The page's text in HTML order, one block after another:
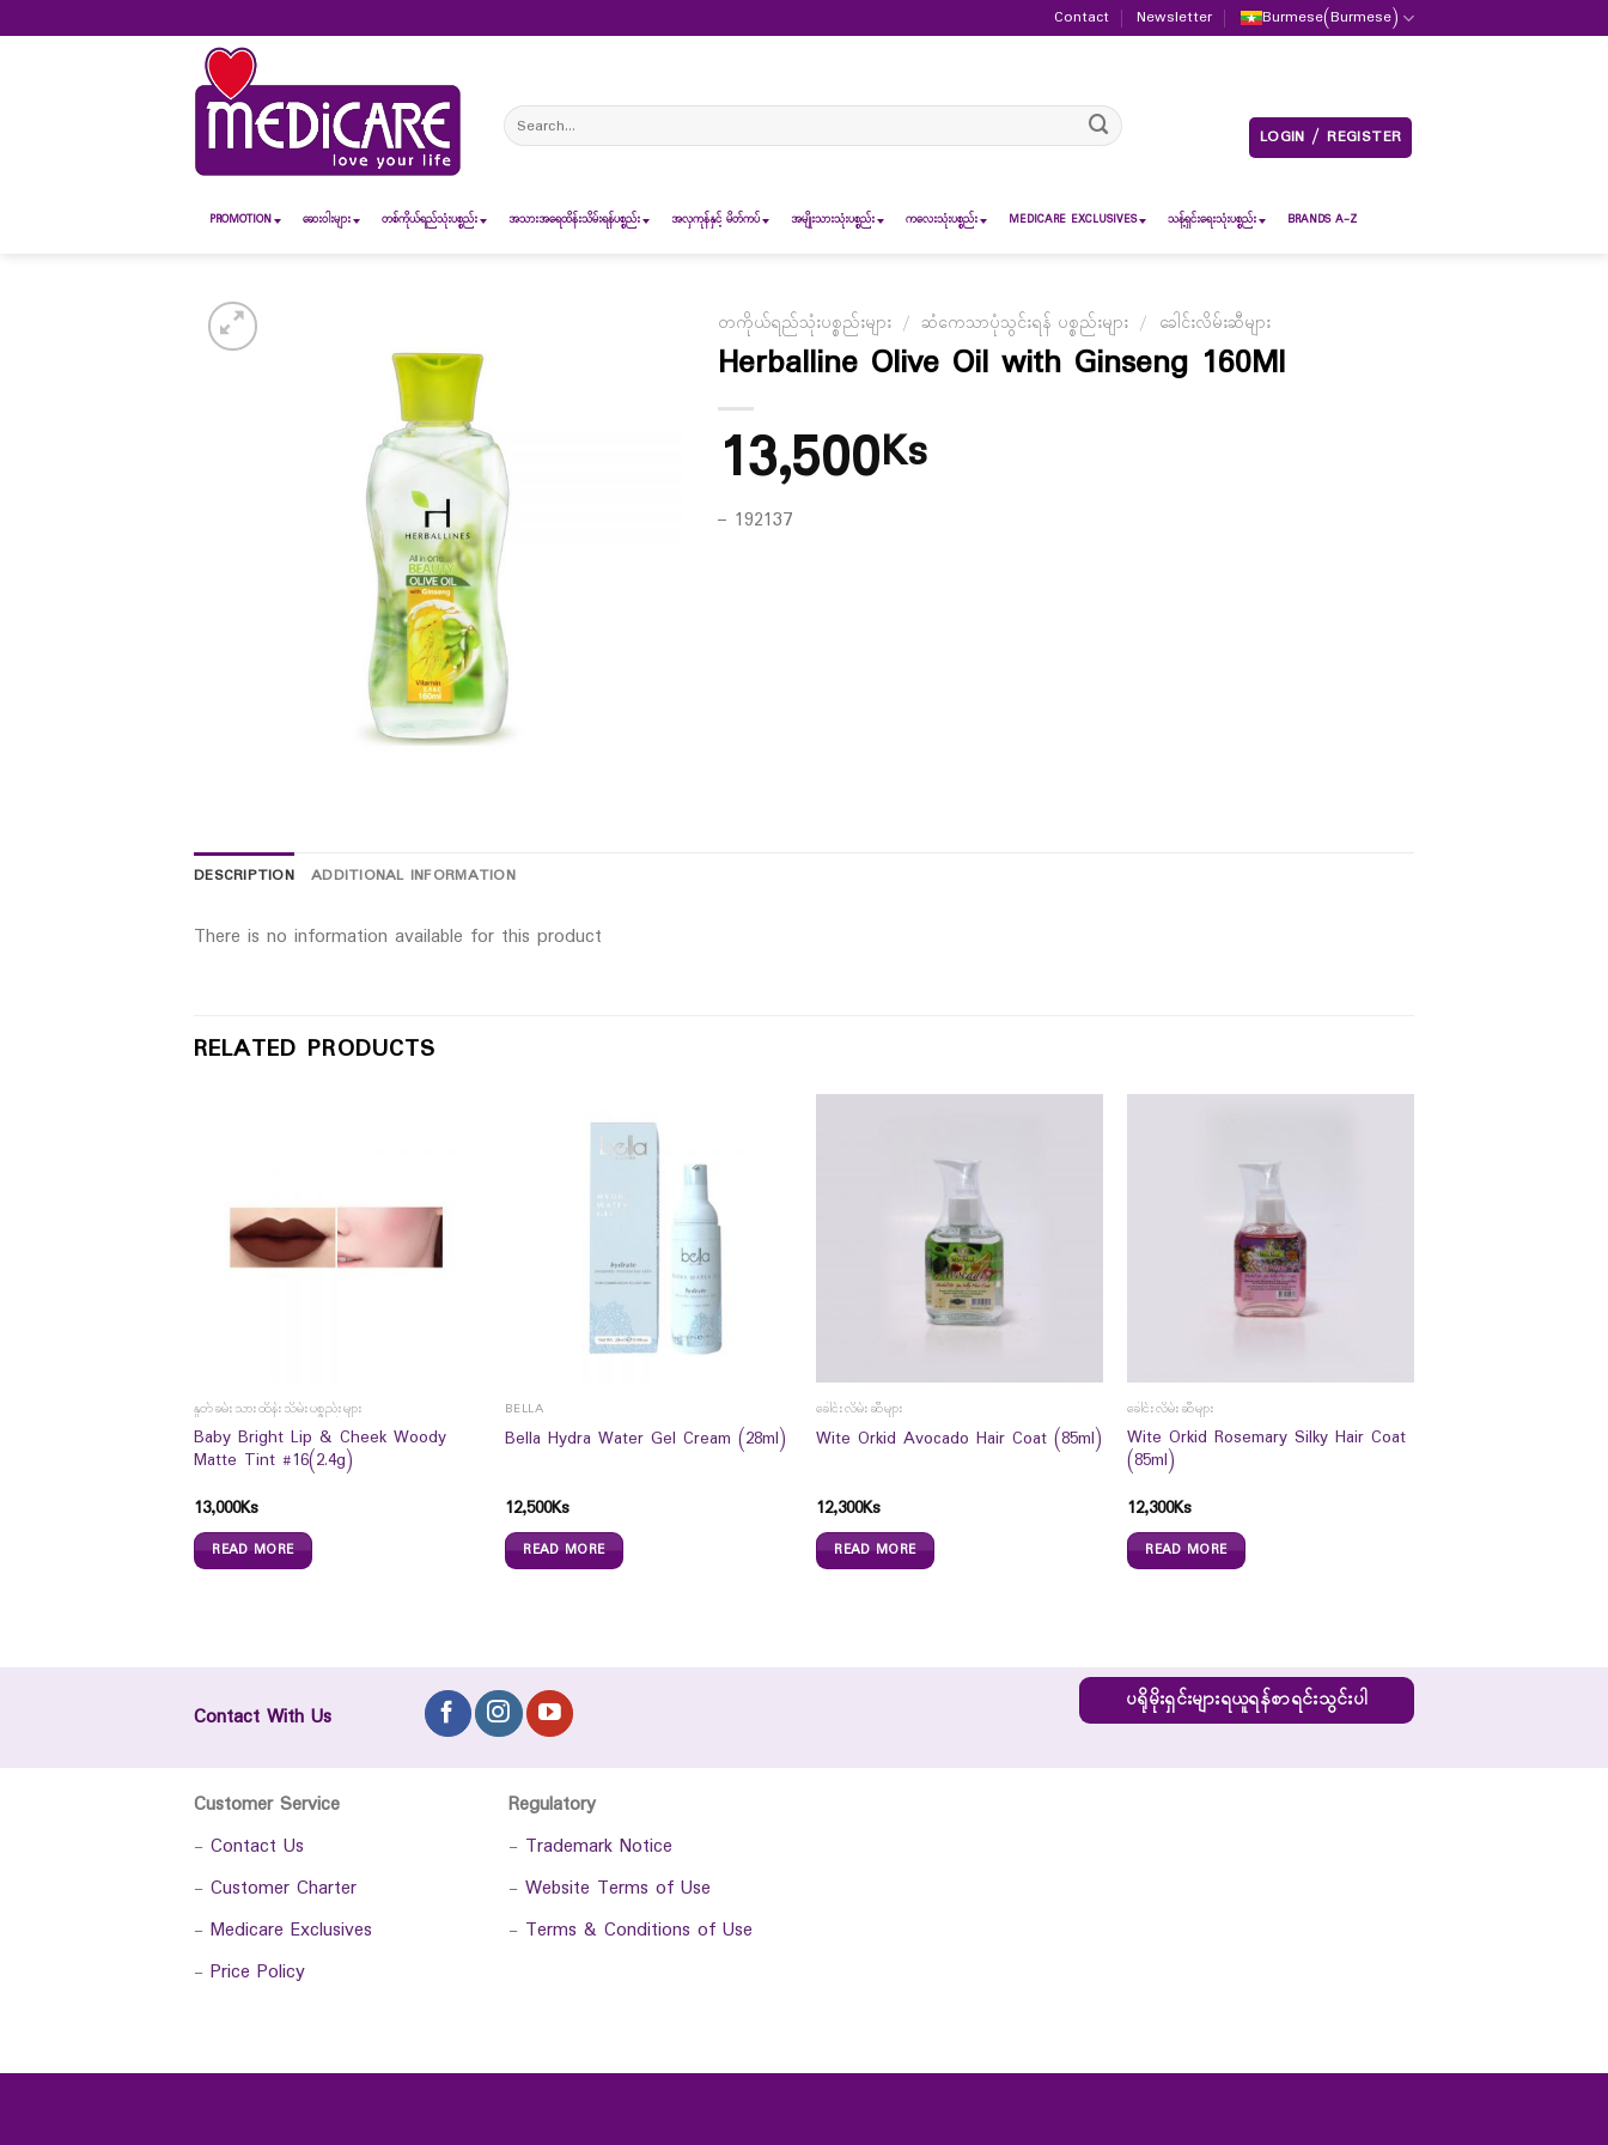
to
Contact Newsletter Burmese(Burmese)
Search
for:
LOGIN / REGISTER
PROMOTION ဆေး၀ါးများ တစ်ကိုယ်ရည်သုံးပစ္စည်း အသားအရေထိန်းသိမ်းရန်ပစ္စည်း အလှကုန်နှင့် မိတ်ကပ် အမျိုးသားသုံးပစ္စည်း ကလေးသုံးပစ္စည်း MEDICARE EXCLUSIVES သန့်ရှင်းရေးသုံးပစ္စည်း BRANDS A-Z
တကိုယ်ရည်သုံးပစ္စည်းများ / ဆံကေသာပုံသွင်းရန် ပစ္စည်းများ / ခေါင်းလိမ်းဆီများ
Herballine Olive Oil with Ginseng 160Ml
13,500Ks
– 192137
DESCRIPTION ADDITIONAL INFORMATION
There is no information available for this product
RELATED PRODUCTS
နှုတ်ခမ်းသားထိန်းသိမ်းပစ္စည်းများ
Baby Bright Lip & Cheek Woody
Matte Tint #16(2.4g)
13,000Ks
READ MORE
BELLA
Bella Hydra Water Gel Cream (28ml)
12,500Ks
READ MORE
ခေါင်းလိမ်းဆီများ
Wite Orkid Avocado Hair Coat (85ml)
12,300Ks
READ MORE
ခေါင်းလိမ်းဆီများ
Wite Orkid Rosemary Silky Hair Coat
(85ml)
12,300Ks
READ MORE
Contact With Us
ပရိုမိုးရှင်းများရယူရန်စာရင်းသွင်းပါ
Customer Service
- Contact Us
- Customer Charter
- Medicare Exclusives
- Price Policy
Regulatory
- Trademark Notice
- Website Terms of Use
- Terms & Conditions of Use